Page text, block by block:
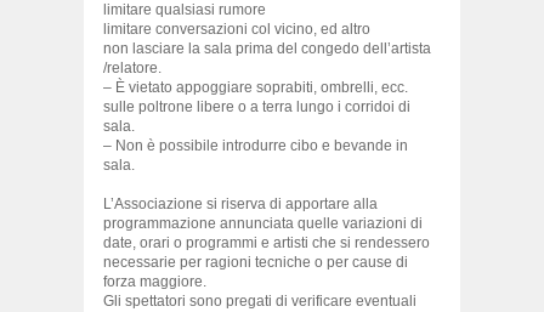
limitare qualsiasi rumore
limitare conversazioni col vicino, ed altro
non lasciare la sala prima del congedo dell’artista
/relatore.
– È vietato appoggiare soprabiti, ombrelli, ecc.
sulle poltrone libere o a terra lungo i corridoi di
sala.
– Non è possibile introdurre cibo e bevande in
sala.
L’Associazione si riserva di apportare alla
programmazione annunciata quelle variazioni di
date, orari o programmi e artisti che si rendessero
necessarie per ragioni tecniche o per cause di
forza maggiore.
Gli spettatori sono pregati di verificare eventuali